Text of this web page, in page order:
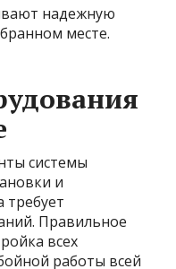
надежную
месте.
системы
и
требует
Правильное
всех
работы всей